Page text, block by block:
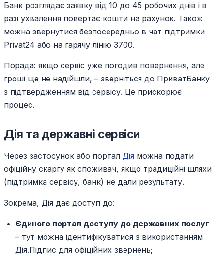
Банк розглядає заявку від 10 до 45 робочих днів і в
разі ухвалення повертає кошти на рахунок. Також
можна звернутися безпосередньо в чат підтримки
Privat24 або на гарячу лінію 3700.
Порада: якщо сервіс уже погодив повернення, але
гроші ще не надійшли, – зверніться до ПриватБанку
з підтвердженням від сервісу. Це прискорює
процес.
Дія та державні сервіси
Через застосунок або портал Дія можна подати
офіційну скаргу як споживач, якщо традиційні шляхи
(підтримка сервісу, банк) не дали результату.
Зокрема, Дія дає доступ до:
Єдиного портал доступу до державних послуг
– тут можна ідентифікуватися з використанням
Дія.Підпис для офіційних звернень;